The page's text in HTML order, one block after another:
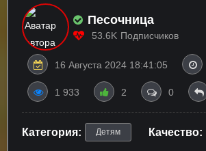
Песочница
53.6K Подписчиков
16 Августа 2024 18:41:05
1 933 2 0
Категория: Детям Качество: